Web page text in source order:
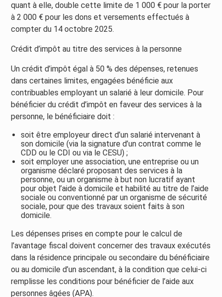
quant à elle, double cette limite de 1 000 € pour la porter
à 2 000 € pour les dons et versements effectués à
compter du 14 octobre 2025.
Crédit d’impôt au titre des services à la personne
Un crédit d’impôt égal à 50 % des dépenses, retenues
dans certaines limites, engagées bénéficie aux
contribuables employant un salarié à leur domicile. Pour
bénéficier du crédit d’impôt en faveur des services à la
personne, le bénéficiaire doit :
soit être employeur direct d’un salarié intervenant à
son domicile (via la signature d’un contrat comme le
CDD ou le CDI ou via le CESU) ;
soit employer une association, une entreprise ou un
organisme déclaré proposant des services à la
personne, ou un organisme à but non lucratif ayant
pour objet l’aide à domicile et habilité au titre de l’aide
sociale ou conventionné par un organisme de sécurité
sociale, pour que des travaux soient faits à son
domicile.
Les dépenses prises en compte pour le calcul de
l’avantage fiscal doivent concerner des travaux exécutés
dans la résidence principale ou secondaire du bénéficiaire
ou au domicile d’un ascendant, à la condition que celui-ci
remplisse les conditions pour bénéficier de l’aide aux
personnes âgées (APA).